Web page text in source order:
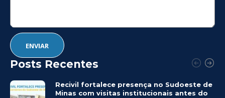
Posts Recentes
Recivil fortalece presença no Sudoeste de
Minas com visitas institucionais antes do